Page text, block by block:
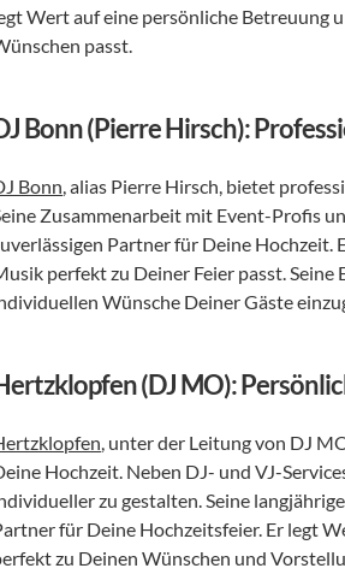
Wert auf eine persönliche Betreuung
passt.
Bonn (Pierre Hirsch):
Bonn, alias Pierre Hirsch, bietet
Zusammenarbeit mit Event-Profis
Partner für Deine Hochzeit.
perfekt zu Deiner Feier passt.
Wünsche Deiner Gäste
(DJ MO):
, unter der Leitung von DJ
Hochzeit. Neben DJ- und VJ-
zu gestalten. Seine
für Deine Hochzeitsfeier. Er legt
zu Deinen Wünschen und